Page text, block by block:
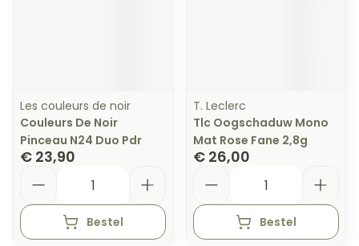
Les couleurs de noir
Couleurs De Noir
Pinceau N24 Duo Pdr
€ 23,90
Bestel
T. Leclerc
Tlc Oogschaduw Mono
Mat Rose Fane 2,8g
€ 26,00
Bestel